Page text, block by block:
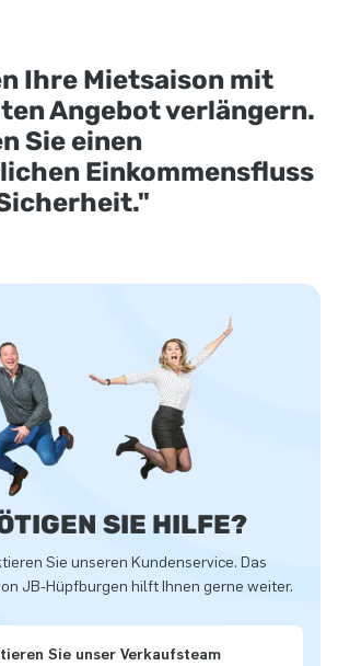
Ihre Mietsaison mit
Angebot verlängern.
Sie einen
Einkommensfluss
SIE HILFE?
Sie unseren Kundenservice. Das
JB-Hüpfburgen hilft Ihnen gerne weiter.
Sie unser Verkaufsteam